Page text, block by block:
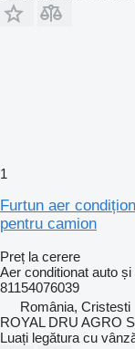
1
Furtun aer
pentru camion
Preț la cerere
Aer conditionat auto
81154076039
România, Cristesti
ROYAL DRU AGRO
Luați legătura cu